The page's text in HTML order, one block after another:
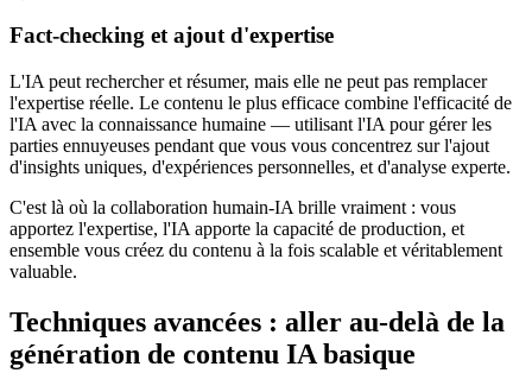
Fact-checking et ajout d'expertise
L'IA peut rechercher et résumer, mais elle ne peut pas remplacer
l'expertise réelle. Le contenu le plus efficace combine l'efficacité de
l'IA avec la connaissance humaine — utilisant l'IA pour gérer les
parties ennuyeuses pendant que vous vous concentrez sur l'ajout
d'insights uniques, d'expériences personnelles, et d'analyse experte.
C'est là où la collaboration humain-IA brille vraiment : vous
apportez l'expertise, l'IA apporte la capacité de production, et
ensemble vous créez du contenu à la fois scalable et véritablement
valuable.
Techniques avancées : aller au-delà de la
génération de contenu IA basique